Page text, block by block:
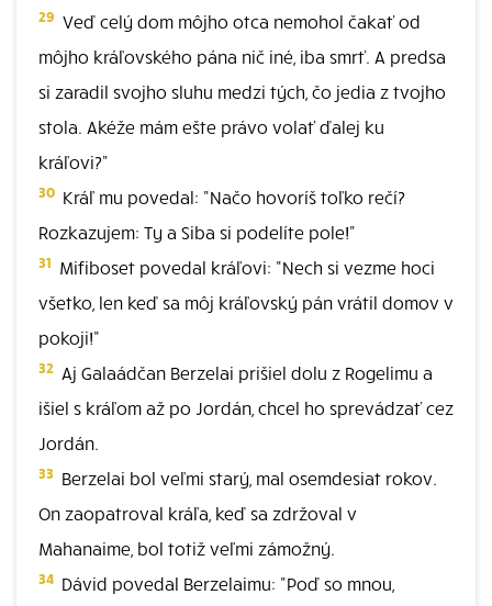
29 Veď celý dom môjho otca nemohol čakať od
môjho kráľovského pána nič iné, iba smrť. A predsa
si zaradil svojho sluhu medzi tých, čo jedia z tvojho
stola. Akéže mám ešte právo volať ďalej ku
kráľovi?"
30 Kráľ mu povedal: "Načo hovoríš toľko rečí?
Rozkazujem: Ty a Siba si podelíte pole!"
31 Mifiboset povedal kráľovi: "Nech si vezme hoci
všetko, len keď sa môj kráľovský pán vrátil domov v
pokoji!"
32 Aj Galaádčan Berzelai prišiel dolu z Rogelimu a
išiel s kráľom až po Jordán, chcel ho sprevádzať cez
Jordán.
33 Berzelai bol veľmi starý, mal osemdesiat rokov.
On zaopatroval kráľa, keď sa zdržoval v
Mahanaime, bol totiž veľmi zámožný.
34 Dávid povedal Berzelaimu: "Poď so mnou,